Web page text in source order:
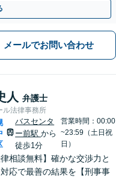
メールでお問い合わせ
人 弁護士
ル法律事務所
バスセンタ
ー前駅から
徒歩1分
営業時間：00:00
~23:59（土日祝
日）
律相談無料】確かな交渉力と
応で最善の結果を【刑事事